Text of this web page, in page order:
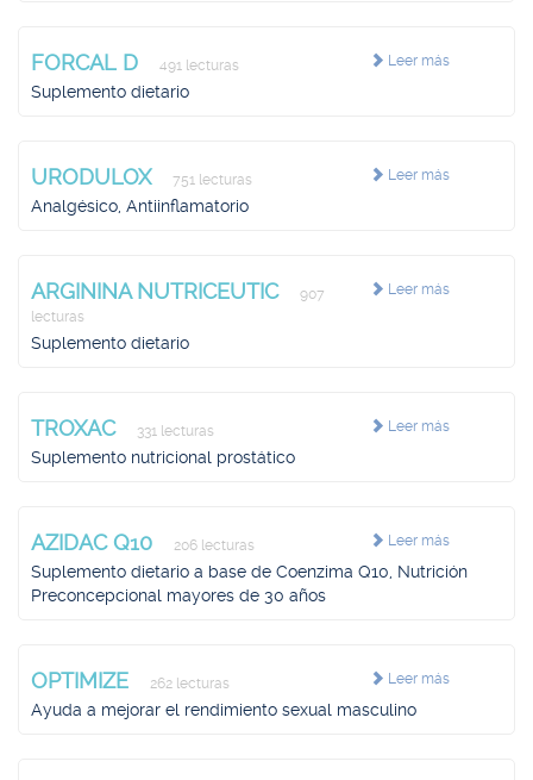
Leer más
FORCAL D 491 lecturas
Suplemento dietario
Leer más
URODULOX 751 lecturas
Analgésico, Antiinflamatorio
Leer más
ARGININA NUTRICEUTIC
907
lecturas
Suplemento dietario
Leer más
TROXAC 331 lecturas
Suplemento nutricional prostático
Leer más
AZIDAC Q10 206 lecturas
Suplemento dietario a base de Coenzima Q10, Nutrición
Preconcepcional mayores de 30 años
Leer más
OPTIMIZE 262 lecturas
Ayuda a mejorar el rendimiento sexual masculino